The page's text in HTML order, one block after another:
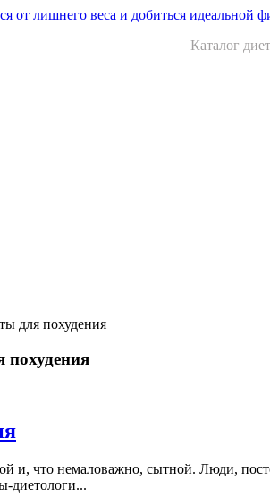
Каталог
для похудения
и, что немаловажно, сытной. Люди,
диетологи...